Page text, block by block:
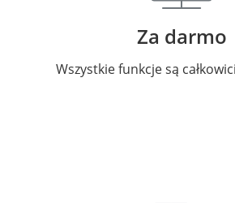
Za darmo
Wszystkie funkcje są